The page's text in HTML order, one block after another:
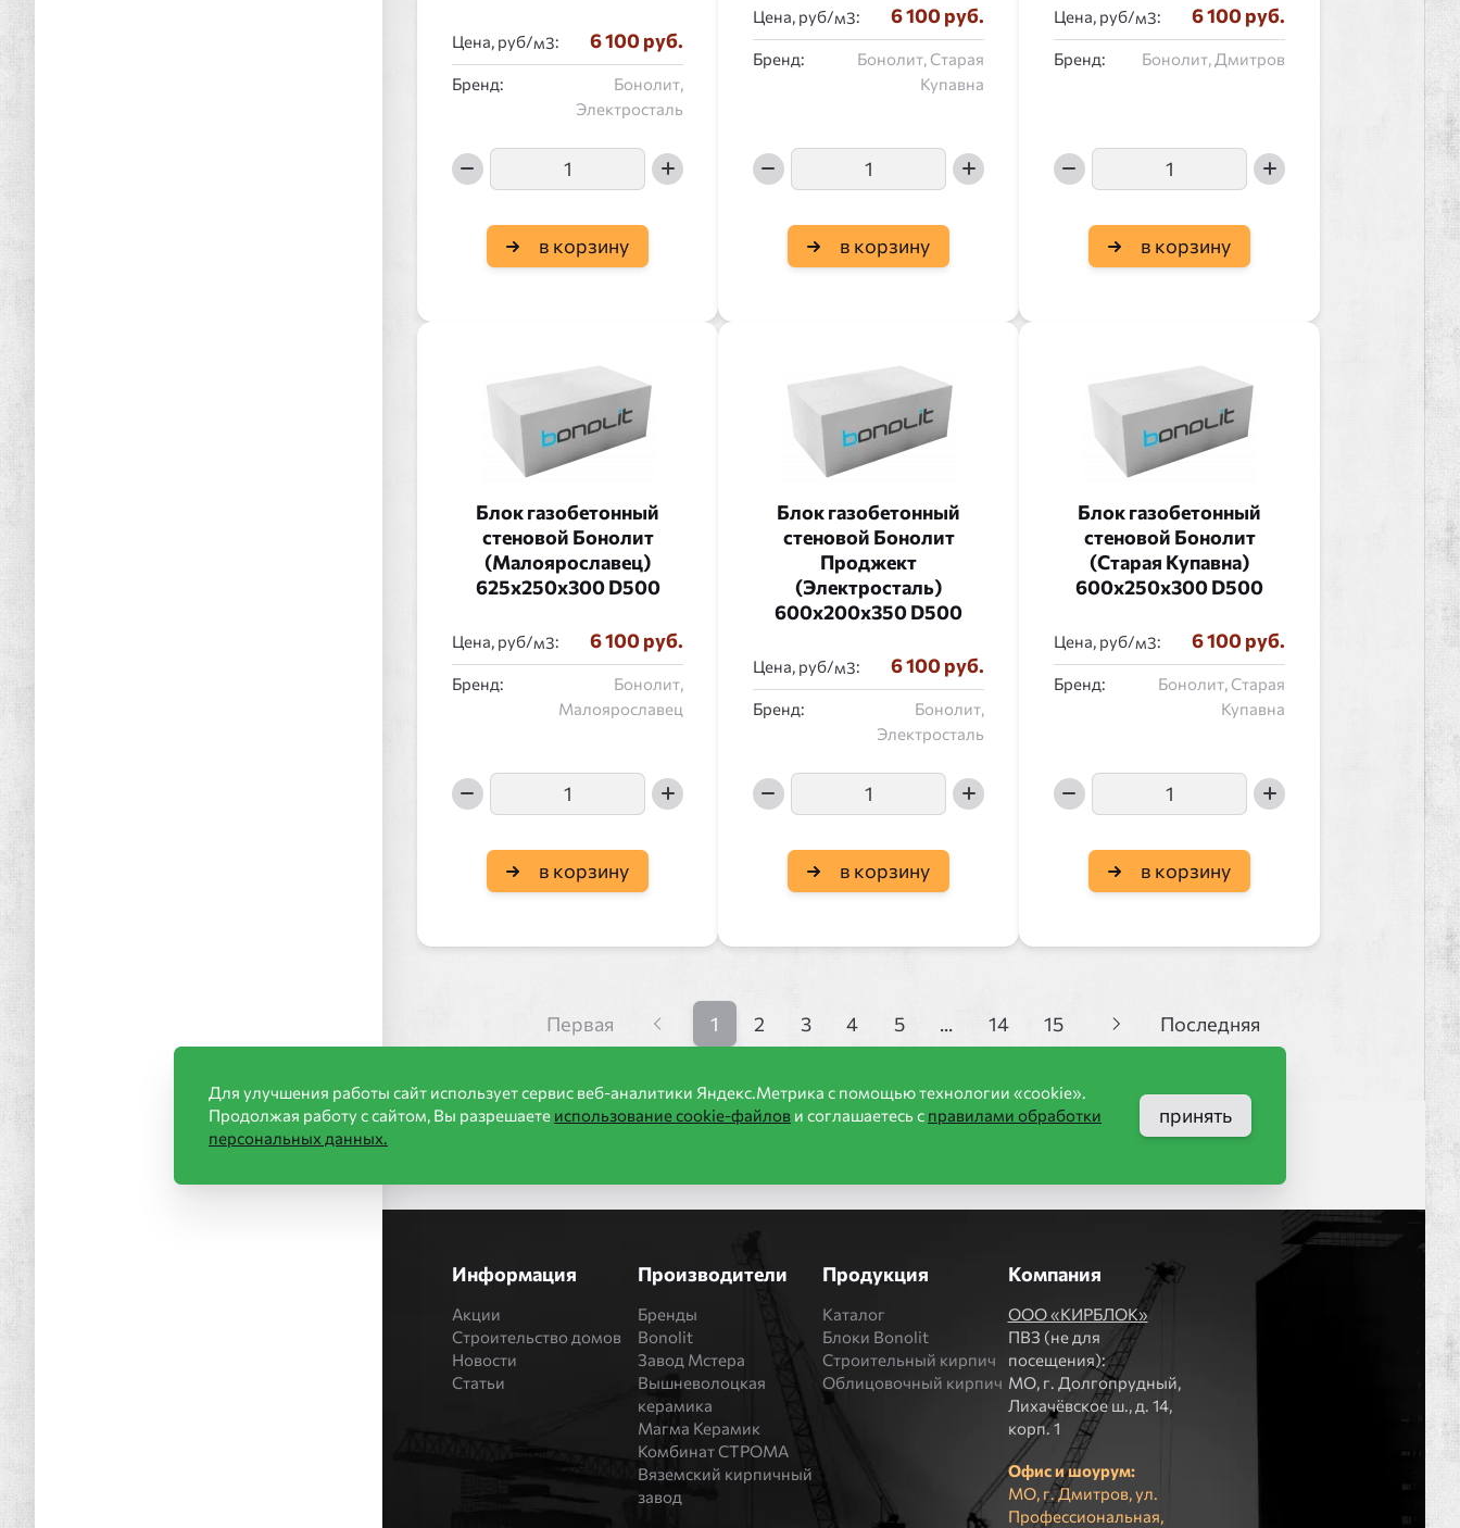
Цена, руб/ : 6 100 руб.
Бренд:
Бонолит,
Электросталь
в корзину
Цена, руб/ : 6 100 руб.
Бренд:
Бонолит, Старая
Купавна
в корзину
Цена, руб/ : 6 100 руб.
Бренд: Бонолит, Дмитров
в корзину
Блок газобетонный
стеновой Бонолит
(Малоярославец)
625x250x300 D500
Цена, руб/ : 6 100 руб.
Бренд:
Бонолит,
Малоярославец
в корзину
Блок газобетонный
стеновой Бонолит
Проджект
(Электросталь)
600x200x350 D500
Цена, руб/ : 6 100 руб.
Бренд:
Бонолит,
Электросталь
в корзину
Блок газобетонный
стеновой Бонолит
(Старая Купавна)
600x250x300 D500
Цена, руб/ : 6 100 руб.
Бренд:
Бонолит, Старая
Купавна
в корзину
Первая 1 2 3 4 5 ... 14 15 Последняя
Информация
Акции
Строительство домов
Новости
Статьи
Производители
Бренды
Bonolit
Завод Мстера
Вышневолоцкая
керамика
Магма Керамик
Комбинат СТРОМА
Вяземский кирпичный
завод
Продукция
Каталог
Блоки Bonolit
Строительный кирпич
Облицовочный кирпич
Компания
ООО «КИРБЛОК»
ПВЗ (не для
посещения):
МO, г. Долгопрудный,
Лихачёвское ш., д. 14,
корп. 1
Офис и шоурум:
МО, г. Дмитров, ул.
Профессиональная,
Для улучшения работы сайт использует сервис веб-аналитики Яндекс.Метрика с помощью технологии «cookie».
Продолжая работу с сайтом, Вы разрешаете использование cookie-файлов и соглашаетесь с правилами обработки
персональных данных.
принять